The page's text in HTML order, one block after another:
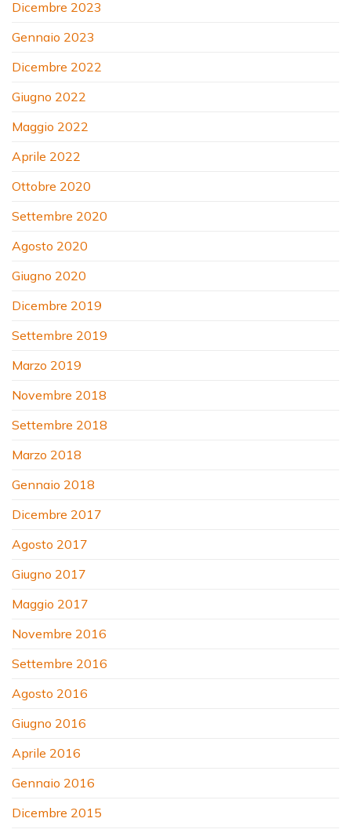
Dicembre 2023
Gennaio 2023
Dicembre 2022
Giugno 2022
Maggio 2022
Aprile 2022
Ottobre 2020
Settembre 2020
Agosto 2020
Giugno 2020
Dicembre 2019
Settembre 2019
Marzo 2019
Novembre 2018
Settembre 2018
Marzo 2018
Gennaio 2018
Dicembre 2017
Agosto 2017
Giugno 2017
Maggio 2017
Novembre 2016
Settembre 2016
Agosto 2016
Giugno 2016
Aprile 2016
Gennaio 2016
Dicembre 2015